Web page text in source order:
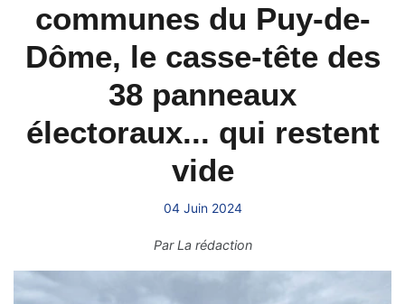
communes du Puy-de-
Dôme, le casse-tête des
38 panneaux
électoraux... qui restent
vide
04 Juin 2024
ParLa rédaction